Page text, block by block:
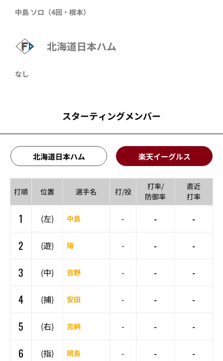
中島 ソロ（4回・根本）
北海道日本ハム
なし
スターティングメンバー
北海道日本ハム 楽天イーグルス
打順 位置 選手名 打/投
打率/
防御率
直近
打率
1 (左) 中島 - -
-
2
(遊) 陽 - -
-
3
(中) 吉野 - -
-
4
(捕) 安田 - -
-
5
(右) 吉納 - -
-
6
(指) 岡島 - -
-